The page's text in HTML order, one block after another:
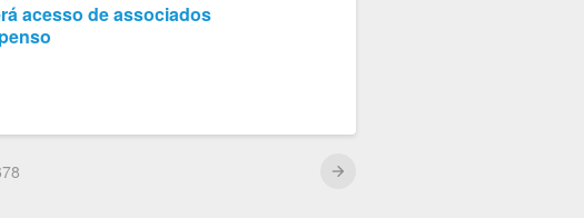
acesso de associados
arrow_forward